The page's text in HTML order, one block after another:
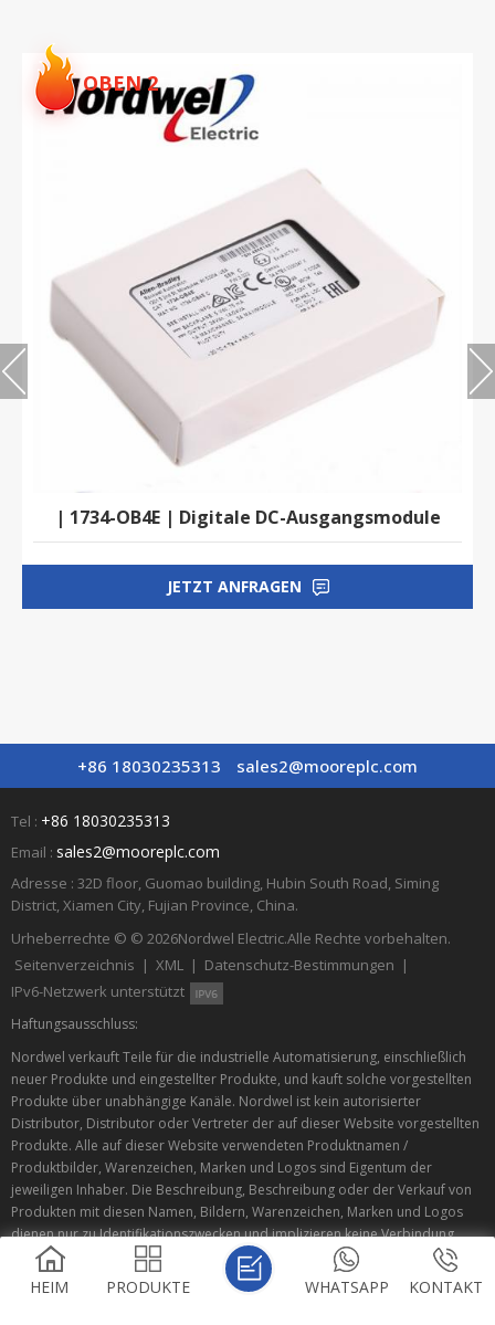
OBEN 2
| 1734-OB4E | Digitale DC-Ausgangsmodule
JETZT ANFRAGEN
+86 18030235313 sales2@mooreplc.com
Tel : +86 18030235313
Email : sales2@mooreplc.com
Adresse : 32D floor, Guomao building, Hubin South Road, Siming
District, Xiamen City, Fujian Province, China.
Urheberrechte © © 2026Nordwel Electric.Alle Rechte vorbehalten.
Seitenverzeichnis | XML | Datenschutz-Bestimmungen |
IPv6-Netzwerk unterstützt
Haftungsausschluss:
Nordwel verkauft Teile für die industrielle Automatisierung, einschließlich
neuer Produkte und eingestellter Produkte, und kauft solche vorgestellten
Produkte über unabhängige Kanäle. Nordwel ist kein autorisierter
Distributor, Distributor oder Vertreter der auf dieser Website vorgestellten
Produkte. Alle auf dieser Website verwendeten Produktnamen /
Produktbilder, Warenzeichen, Marken und Logos sind Eigentum der
jeweiligen Inhaber. Die Beschreibung, Beschreibung oder der Verkauf von
Produkten mit diesen Namen, Bildern, Warenzeichen, Marken und Logos
dienen nur zu Identifikationszwecken und implizieren keine Verbindung
oder Autorisierung mit einem Rechteinhaber.
HEIM PRODUKTE KONTAKT
WHATSAPP